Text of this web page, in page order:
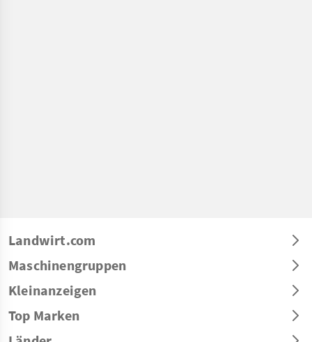
Landwirt.com
Maschinengruppen
Kleinanzeigen
Top Marken